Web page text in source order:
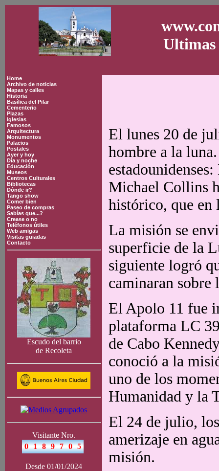
Ultimas
Home
Archivo de noticias
Mapas y calles
Historia
Basílica del Pilar
Cementerio
Plazas
Iglesias
Famosos
Arquitectura
Monumentos
Palacios
Postales
Ayer y hoy
Día y noche
Educación
Museos
Centros Culturales
Bibliotecas
Dónde ir?
Tango show
Comer bien
Paseo de compras
Sabías que...?
Crease o no
Teléfonos útiles
Web amigas
Visitas guiadas
Contacto
Escudo del barrio
de Recoleta
Visitante Nro.
Desde 01/01/2024
El lunes 20 de
hombre a la
Michael Collins
histórico, que en
La misión se
superficie de la
siguiente logró
caminaran sobre
El Apolo 11 fue
plataforma LC
de Cabo
conoció a la
uno de los
Humanidad y la
El 24 de julio,
amerizaje en
misión.